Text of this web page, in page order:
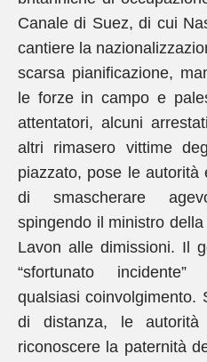
Canale di Suez, di cui
cantiere la
scarsa pianificazione,
le forze in campo e
attentatori, alcuni
altri rimasero vittime
piazzato, pose le autorità
di smascherare
spingendo il ministro
Lavon alle dimissioni. Il
“sfortunato incidente”
qualsiasi coinvolgimento.
di distanza, le autorità
riconoscere la paternità